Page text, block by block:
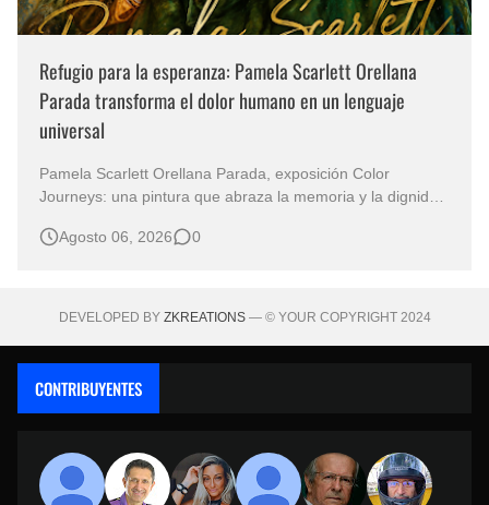
Refugio para la esperanza: Pamela Scarlett Orellana
Parada transforma el dolor humano en un lenguaje
universal
Pamela Scarlett Orellana Parada, exposición Color
Journeys: una pintura que abraza la memoria y la dignidad
obras no necesitan levantar la voz para permanecer en la
Agosto 06, 2026 0
DEVELOPED BY ZKREATIONS— © YOUR COPYRIGHT 2024
CONTRIBUYENTES